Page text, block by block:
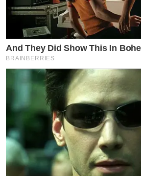
And They Did Show This In
BRAINBERRIES